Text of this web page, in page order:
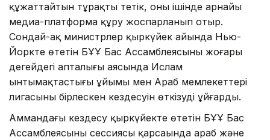
құжаттайтын тұрақты тетік, оның ішінде арнайы
медиа-платформа құру жоспарланып отыр.
Сондай-ақ министрлер қыркүйек айында Нью-
Йоркте өтетін БҰҰ Бас Ассамблеясының жоғары
деңгейдегі апталығы аясында Ислам
ынтымақтастығы ұйымы мен Араб мемлекеттері
лигасының бірлескен кездесуін өткізуді ұйғарды.
Аммандағы кездесу қыркүйекте өтетін БҰҰ Бас
Ассамблеясының сессиясы қарсаңында араб және